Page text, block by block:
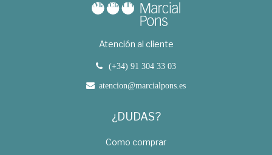
Atención al cliente
(+34) 91 304 33 03
atencion@marcialpons.es
¿DUDAS?
Como comprar